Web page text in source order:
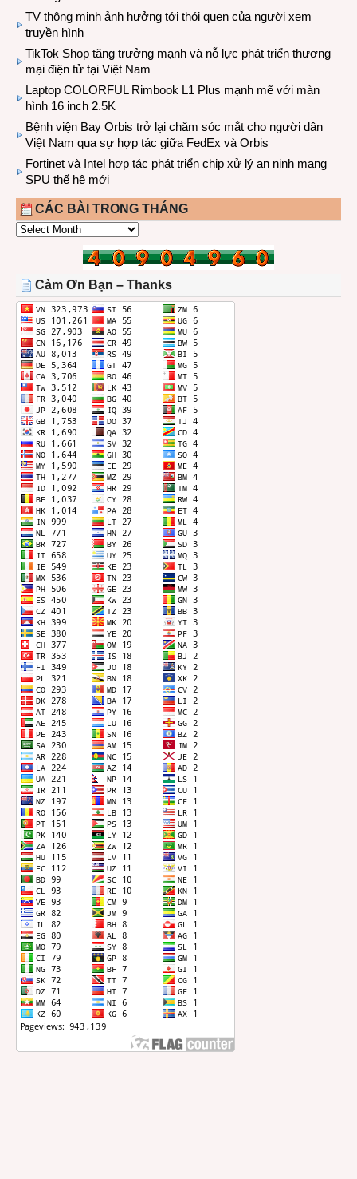
TV thông minh ảnh hưởng tới thói quen của người xem
truyền hình
TikTok Shop tăng trưởng mạnh và nỗ lực phát triển thương
mại điện tử tại Việt Nam
Laptop COLORFUL Rimbook L1 Plus mạnh mẽ với màn
hình 16 inch 2.5K
Bệnh viện Bay Orbis trở lại chăm sóc mắt cho người dân
Việt Nam qua sự hợp tác giữa FedEx và Orbis
Fortinet và Intel hợp tác phát triển chip xử lý an ninh mạng
SPU thế hệ mới
CÁC BÀI TRONG THÁNG
CÁC
THÁNG
Cảm Ơn Bạn – Thanks